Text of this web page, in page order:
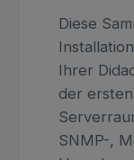
Diese
Ihrer
der
SNMP-,